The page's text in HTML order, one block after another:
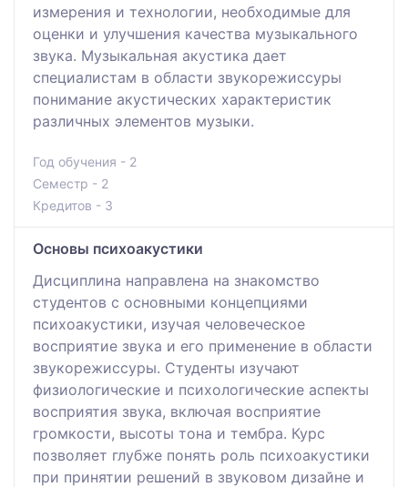
измерения и технологии, необходимые для
оценки и улучшения качества музыкального
звука. Музыкальная акустика дает
специалистам в области звукорежиссуры
понимание акустических характеристик
различных элементов музыки.
Год обучения - 2
Семестр - 2
Кредитов - 3
Основы психоакустики
Дисциплина направлена на знакомство
студентов с основными концепциями
психоакустики, изучая человеческое
восприятие звука и его применение в области
звукорежиссуры. Студенты изучают
физиологические и психологические аспекты
восприятия звука, включая восприятие
громкости, высоты тона и тембра. Курс
позволяет глубже понять роль психоакустики
при принятии решений в звуковом дизайне и